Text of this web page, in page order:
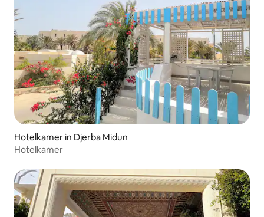
Hotelkamer in Djerba Midun
Hotelkamer